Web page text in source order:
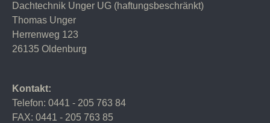
Dachtechnik Unger UG (haftungsbeschränkt)
Thomas Unger
Herrenweg 123
26135 Oldenburg
Kontakt:
Telefon: 0441 - 205 763 84
FAX: 0441 - 205 763 85